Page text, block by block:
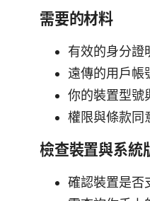
需要的材料
有效的身分證
遠傳的用戶帳
你的裝置型號
權限與條款同
檢查裝置與系統
確認裝置是否